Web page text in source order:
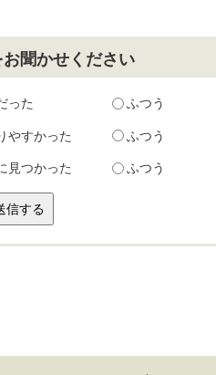
聞かせください
った ふつう
やすかった ふつう
見つかった ふつう